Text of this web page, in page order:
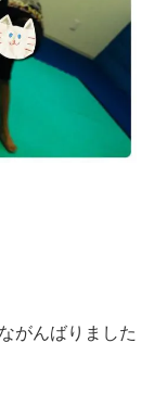
がんばりました